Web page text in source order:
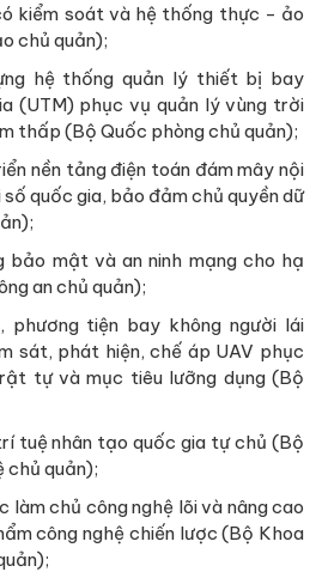
kiểm soát và hệ thống thực - ảo
chủ quản);
hệ thống quản lý thiết bị bay
(UTM) phục vụ quản lý vùng trời
thấp (Bộ Quốc phòng chủ quản);
nền tảng điện toán đám mây nội
quốc gia, bảo đảm chủ quyền dữ
bảo mật và an ninh mạng cho hạ
an chủ quản);
tiện bay không người lái
sát, phát hiện, chế áp UAV phục
tự và mục tiêu lưỡng dụng (Bộ
tuệ nhân tạo quốc gia tự chủ (Bộ
chủ quản);
làm chủ công nghệ lõi và nâng cao
công nghệ chiến lược (Bộ Khoa